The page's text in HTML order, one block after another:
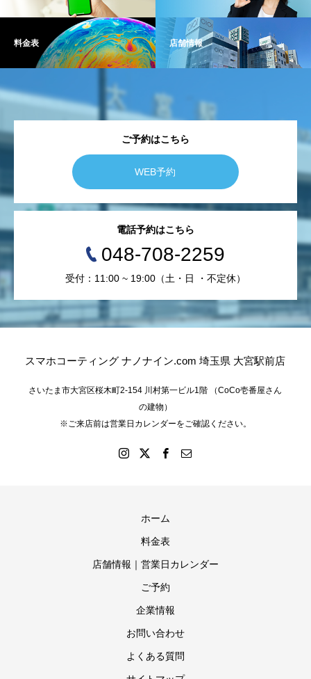
料金表 店舗情報
ご予約はこちら
WEB予約
電話予約はこちら
048-708-2259
受付：11:00 ~ 19:00（土・日 ・不定休）
スマホコーティング ナノナイン.com 埼玉県 大宮駅前店
さいたま市大宮区桜木町2-154 川村第一ビル1階 （CoCo壱番屋さん
の建物）
※ご来店前は営業日カレンダーをご確認ください。
ホーム
料金表
店舗情報｜営業日カレンダー
ご予約
企業情報
お問い合わせ
よくある質問